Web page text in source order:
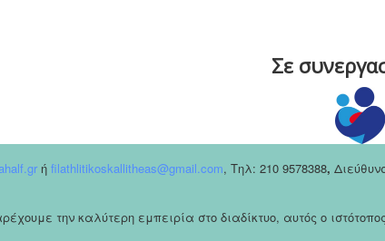
Σε
ή filathlitikoskallitheas@gmail.com, Tηλ: 210 9578388,
την καλύτερη εμπειρία στο διαδίκτυο, αυτός ο